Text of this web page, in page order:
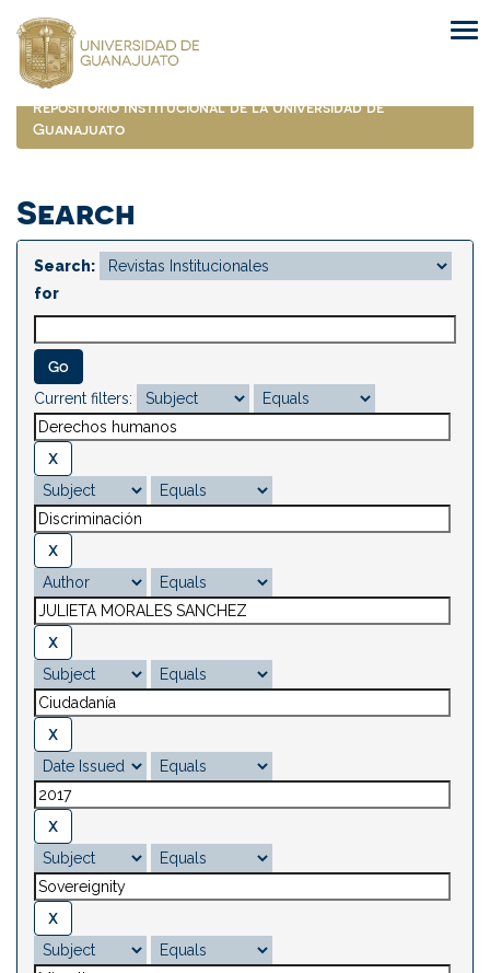
navigation
Repositorio Institucional de la Universidad de
Guanajuato
Search
Search:
for
Current filters: